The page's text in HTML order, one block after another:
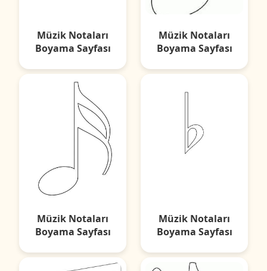
Müzik Notaları
Boyama Sayfası
Müzik Notaları
Boyama Sayfası
Müzik Notaları
Boyama Sayfası
Müzik Notaları
Boyama Sayfası